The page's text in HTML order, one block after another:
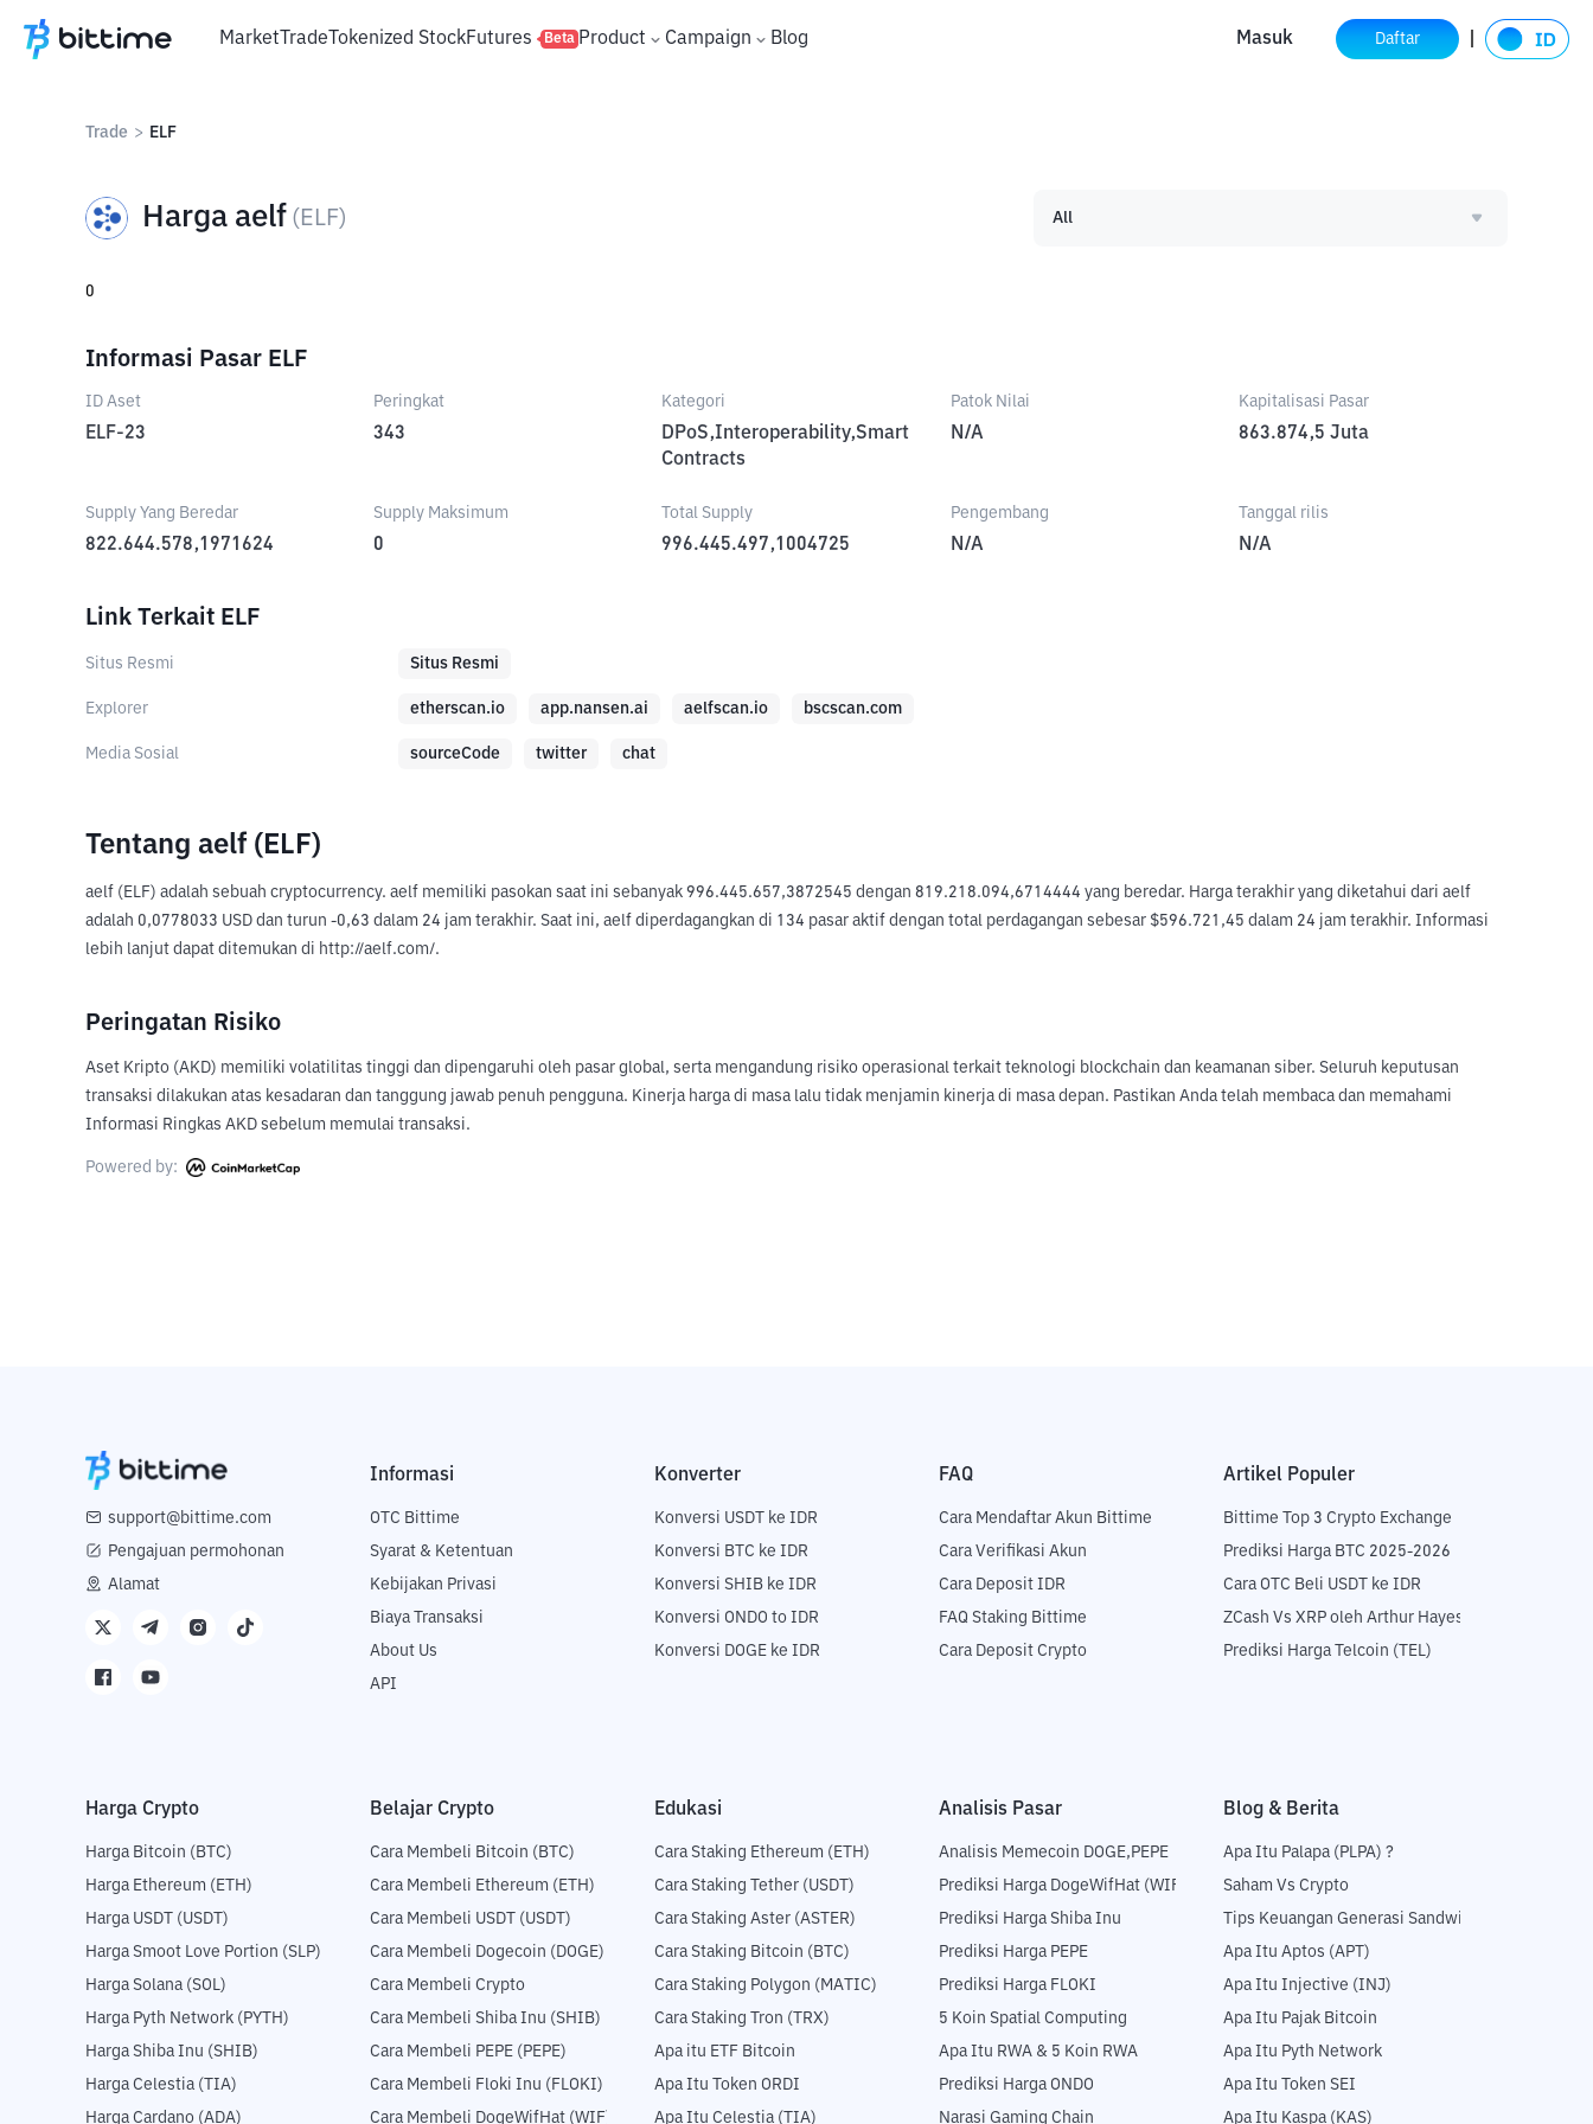
MarketTradeTokenized StockFutures Beta Product Campaign Blog Masuk Daftar
Trade > ELF
Harga aelf ( ELF) All
0
Informasi Pasar ELF
ID Aset
ELF-23
Peringkat
343
Kategori
DPoS,Interoperability,Smart
Contracts
Patok Nilai
N/A
Kapitalisasi Pasar
863.874,5 Juta
Supply Yang Beredar
822.644.578,1971624
Supply Maksimum
0
Total Supply
996.445.497,1004725
Pengembang
N/A
Tanggal rilis
N/A
Link Terkait ELF
Situs Resmi Situs Resmi
Explorer etherscan.io app.nansen.ai aelfscan.io bscscan.com
Media Sosial sourceCode twitter chat
Tentang aelf (ELF)
aelf (ELF) adalah sebuah cryptocurrency. aelf memiliki pasokan saat ini sebanyak 996.445.657,3872545 dengan 819.218.094,6714444 yang beredar. Harga terakhir yang diketahui dari aelf
adalah 0,0778033 USD dan turun -0,63 dalam 24 jam terakhir. Saat ini, aelf diperdagangkan di 134 pasar aktif dengan total perdagangan sebesar $596.721,45 dalam 24 jam terakhir. Informasi
lebih lanjut dapat ditemukan di http://aelf.com/.
Peringatan Risiko
Aset Kripto (AKD) memiliki volatilitas tinggi dan dipengaruhi oleh pasar global, serta mengandung risiko operasional terkait teknologi blockchain dan keamanan siber. Seluruh keputusan
transaksi dilakukan atas kesadaran dan tanggung jawab penuh pengguna. Kinerja harga di masa lalu tidak menjamin kinerja di masa depan. Pastikan Anda telah membaca dan memahami
Informasi Ringkas AKD sebelum memulai transaksi.
Powered by:
support@bittime.com
Pengajuan permohonan
Alamat
Informasi
OTC Bittime
Syarat & Ketentuan
Kebijakan Privasi
Biaya Transaksi
About Us
API
Konverter
Konversi USDT ke IDR
Konversi BTC ke IDR
Konversi SHIB ke IDR
Konversi ONDO to IDR
Konversi DOGE ke IDR
FAQ
Cara Mendaftar Akun Bittime
Cara Verifikasi Akun
Cara Deposit IDR
FAQ Staking Bittime
Cara Deposit Crypto
Artikel Populer
Bittime Top 3 Crypto Exchange
Prediksi Harga BTC 2025-2026
Cara OTC Beli USDT ke IDR
ZCash Vs XRP oleh Arthur Hayes
Prediksi Harga Telcoin (TEL)
Harga Crypto
Harga Bitcoin (BTC)
Harga Ethereum (ETH)
Harga USDT (USDT)
Harga Smoot Love Portion (SLP)
Harga Solana (SOL)
Harga Pyth Network (PYTH)
Harga Shiba Inu (SHIB)
Harga Celestia (TIA)
Harga Cardano (ADA)
Belajar Crypto
Cara Membeli Bitcoin (BTC)
Cara Membeli Ethereum (ETH)
Cara Membeli USDT (USDT)
Cara Membeli Dogecoin (DOGE)
Cara Membeli Crypto
Cara Membeli Shiba Inu (SHIB)
Cara Membeli PEPE (PEPE)
Cara Membeli Floki Inu (FLOKI)
Cara Membeli DogeWifHat (WIF)
Edukasi
Cara Staking Ethereum (ETH)
Cara Staking Tether (USDT)
Cara Staking Aster (ASTER)
Cara Staking Bitcoin (BTC)
Cara Staking Polygon (MATIC)
Cara Staking Tron (TRX)
Apa itu ETF Bitcoin
Apa Itu Token ORDI
Apa Itu Celestia (TIA)
Analisis Pasar
Analisis Memecoin DOGE,PEPE
Prediksi Harga DogeWifHat (WIF)
Prediksi Harga Shiba Inu
Prediksi Harga PEPE
Prediksi Harga FLOKI
5 Koin Spatial Computing
Apa Itu RWA & 5 Koin RWA
Prediksi Harga ONDO
Narasi Gaming Chain
Blog & Berita
Apa Itu Palapa (PLPA) ?
Saham Vs Crypto
Tips Keuangan Generasi Sandwich
Apa Itu Aptos (APT)
Apa Itu Injective (INJ)
Apa Itu Pajak Bitcoin
Apa Itu Pyth Network
Apa Itu Token SEI
Apa Itu Kaspa (KAS)